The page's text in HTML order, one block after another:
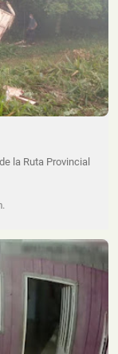
la Ruta Provincial